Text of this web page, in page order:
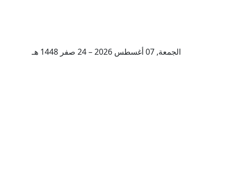
الجمعة, 07 أغسطس 2026 – 24 صفر 1448 هـ